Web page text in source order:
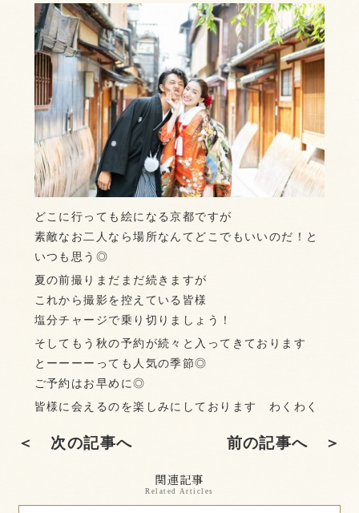
どこに行っても絵になる京都ですが
素敵なお二人なら場所なんてどこでもいいのだ！と
いつも思う◎
夏の前撮りまだまだ続きますが
これから撮影を控えている皆様
塩分チャージで乗り切りましょう！
そしてもう秋の予約が続々と入ってきております
とーーーーっても人気の季節◎
ご予約はお早めに◎
皆様に会えるのを楽しみにしております わくわく
＜ 次の記事へ 前の記事へ ＞
関連記事
Related Articles